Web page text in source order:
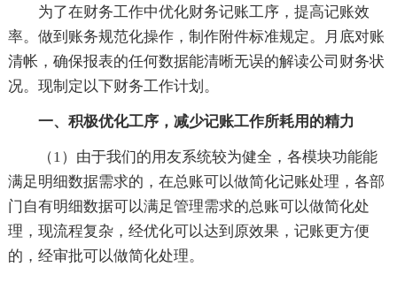
为了在财务工作中优化财务记账工序，提高记账效
率。做到账务规范化操作，制作附件标准规定。月底对账
清帐，确保报表的任何数据能清晰无误的解读公司财务状
况。现制定以下财务工作计划。
一、积极优化工序，减少记账工作所耗用的精力
（1）由于我们的用友系统较为健全，各模块功能能
满足明细数据需求的，在总账可以做简化记账处理，各部
门自有明细数据可以满足管理需求的总账可以做简化处
理，现流程复杂，经优化可以达到原效果，记账更方便
的，经审批可以做简化处理。